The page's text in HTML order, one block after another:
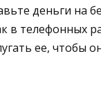
деньги на
телефонных
ее, чтобы